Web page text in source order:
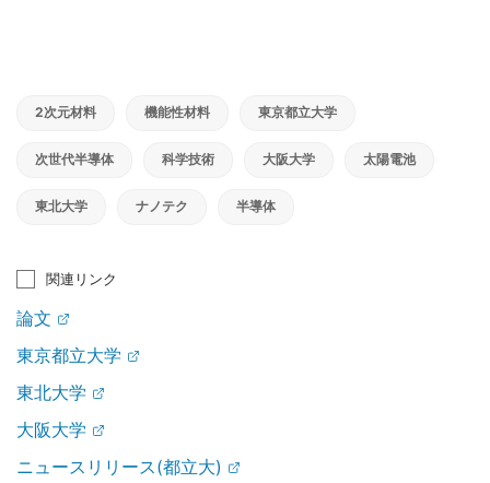
2次元材料 機能性材料 東京都立大学
次世代半導体 科学技術 大阪大学 太陽電池
東北大学 ナノテク 半導体
関連リンク
論文
東京都立大学
東北大学
大阪大学
ニュースリリース(都立大)